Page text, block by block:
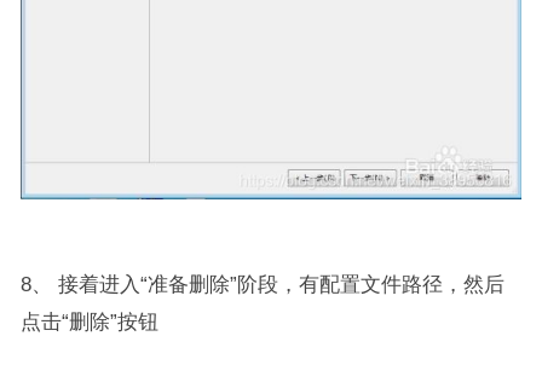
8、 接着进入“准备删除”阶段，有配置文件路径，然后
点击“删除”按钮